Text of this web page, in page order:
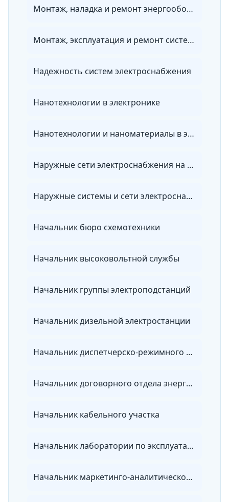
Монтаж, наладка и ремонт энергооборудования
Монтаж, эксплуатация и ремонт систем энергообеспечения объектов специального назначения
Надежность систем электроснабжения
Нанотехнологии в электронике
Нанотехнологии и наноматериалы в энергетике
Наружные сети электроснабжения на объектах
Наружные системы и сети электроснабжения
Начальник бюро схемотехники
Начальник высоковольтной службы
Начальник группы электроподстанций
Начальник дизельной электростанции
Начальник диспетчерско-режимного отдела энергосбытовой организации
Начальник договорного отдела энергосбытовой организации
Начальник кабельного участка
Начальник лаборатории по эксплуатации электрических сетей
Начальник маркетинго-аналитического отдела энергосбытовой организации